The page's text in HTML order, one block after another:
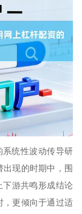
统性波动传导研
现的时期中，围
下游共鸣形成结论
，更倾向于通过适